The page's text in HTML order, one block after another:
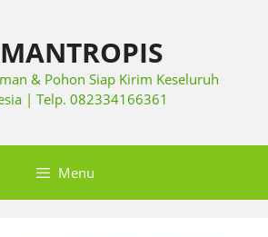
& Pohon Siap Kirim Keseluruh
| Telp. 082334166361
Menu